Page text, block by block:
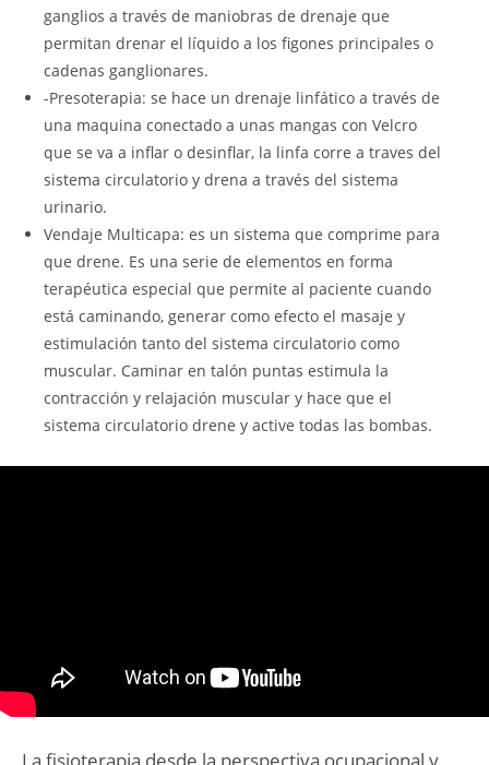
ganglios a través de maniobras de drenaje que
permitan drenar el líquido a los figones principales o
cadenas ganglionares.
-Presoterapia: se hace un drenaje linfático a través de
una maquina conectado a unas mangas con Velcro
que se va a inflar o desinflar, la linfa corre a traves del
sistema circulatorio y drena a través del sistema
urinario.
Vendaje Multicapa: es un sistema que comprime para
que drene. Es una serie de elementos en forma
terapéutica especial que permite al paciente cuando
está caminando, generar como efecto el masaje y
estimulación tanto del sistema circulatorio como
muscular. Caminar en talón puntas estimula la
contracción y relajación muscular y hace que el
sistema circulatorio drene y active todas las bombas.